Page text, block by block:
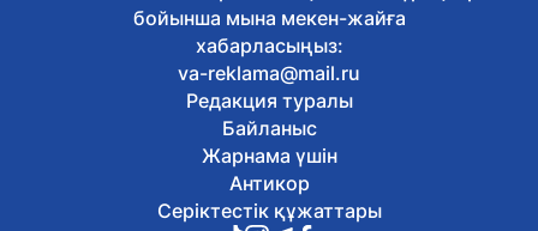
Қазақстан таеквондодан
Индонезиядағы халықаралық
турнирде төрт медальға ие болды
7 тамыз, 2026
Мемлекет басшысы кинорежиссер
Ардақ Әмірқұловтың отбасына көңіл
айтты
7 тамыз, 2026
Әкімдіктер талапкерлерге 2 мыңнан
астам грант бөлді
бойынша мына мекен-жайға
хабарласыңыз:
va-reklama@mail.ru
Редакция туралы
Байланыс
Жарнама үшін
Антикор
Серіктестік құжаттары